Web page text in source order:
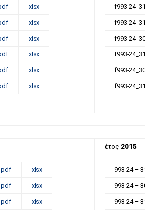
xlsx
xlsx
xlsx
xlsx
xlsx
xlsx
f993-
f993-
f993-
f993-
f993-
f993-
pdf xlsx
pdf xlsx
pdf xlsx
έτος 2015
993-24 –
993-24 –
993-24 –